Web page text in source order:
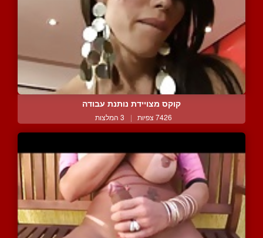
קוקס מצויידת נותנת עבודה
7426 צפיות | 3 המלצות